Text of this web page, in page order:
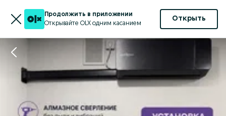
Продолжить в приложении
Открывайте OLX одним касанием
Открыть